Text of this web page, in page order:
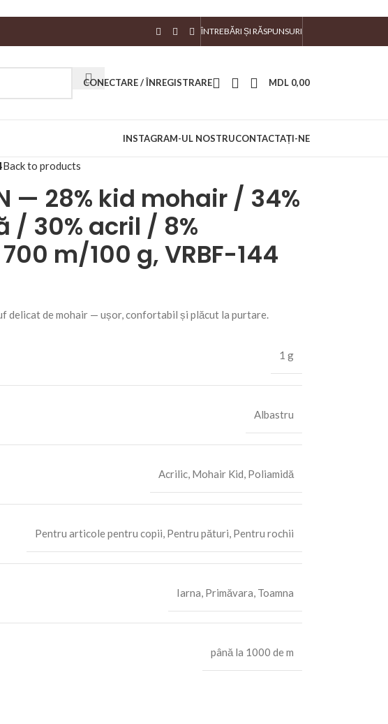
ÎNTREBĂRI ȘI RĂSPUNSURI
CONECTARE / ÎNREGISTRARE MDL 0,00
INSTAGRAM-UL NOSTRUCONTACTAȚI-NE
Back to products
— 28% kid mohair / 34%
/ 30% acril / 8%
m/100 g, VRBF-144
delicat de mohair — ușor, confortabil și plăcut la purtare.
1 g
Albastru
Acrilic, Mohair Kid, Poliamidă
Pentru articole pentru copii, Pentru pături, Pentru rochii
Iarna, Primăvara, Toamna
până la 1000 de m